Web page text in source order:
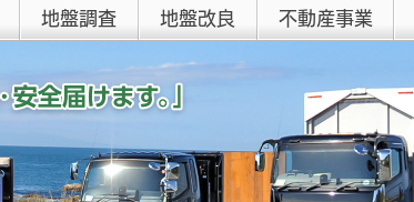
地盤調査 地盤改良 不動産事業